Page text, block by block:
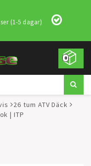
(1-5 dagar)
0
26 tum ATV Däck
| ITP